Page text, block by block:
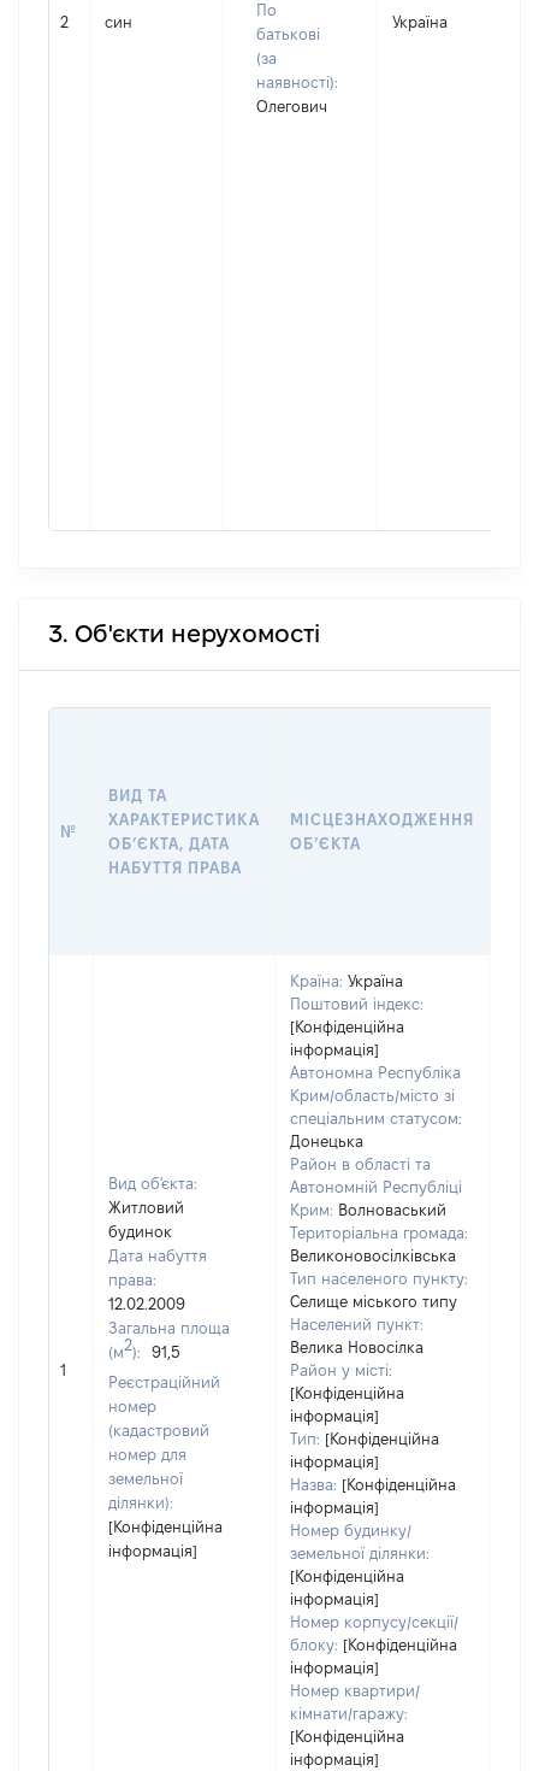
2 син
По
батькові
(за
наявності):
Олегович
Україна
3. Об'єкти нерухомості
№
ВИД ТА
ХАРАКТЕРИСТИКА
ОБʼЄКТА, ДАТА
НАБУТТЯ ПРАВА
МІСЦЕЗНАХОДЖЕННЯ
ОБʼЄКТА
1
Вид об'єкта:
Житловий
будинок
Дата набуття
права:
12.02.2009
Загальна площа
(м2):
91,5
Реєстраційний
номер
(кадастровий
номер для
земельної
ділянки):
[Конфіденційна
інформація]
Країна: Україна
Поштовий індекс:
[Конфіденційна
інформація]
Автономна Республіка
Крим/область/місто зі
спеціальним статусом:
Донецька
Район в області та
Автономній Республіці
Крим: Волноваський
Територіальна громада:
Великоновосілківська
Тип населеного пункту:
Селище міського типу
Населений пункт:
Велика Новосілка
Район у місті:
[Конфіденційна
інформація]
Тип: [Конфіденційна
інформація]
Назва: [Конфіденційна
інформація]
Номер будинку/
земельної ділянки:
[Конфіденційна
інформація]
Номер корпусу/секції/
блоку: [Конфіденційна
інформація]
Номер квартири/
кімнати/гаражу:
[Конфіденційна
інформація]